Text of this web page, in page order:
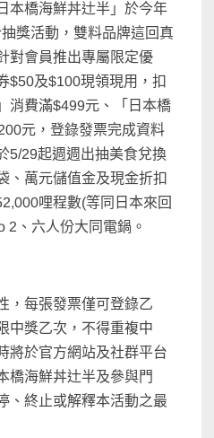
本橋海鮮丼辻半」於今年
獎活動，雙料品牌這回真
對會員推出專屬限定優
$50及$100現領現用，扣
消費滿$499元、「日本橋
元，登錄發票完成資料
5/29起週週出抽美食兌換
、萬元儲值金及現金折扣
哩程數(等同日本來回
2、六人份大同電鍋。
，每張發票僅可登錄乙
中獎乙次，不得重複中
將於官方網站及社群平台
橋海鮮丼辻半及參與門
、終止或解釋本活動之最